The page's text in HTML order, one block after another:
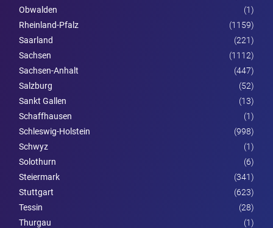
Obwalden
(1)
Rheinland-Pfalz
(1159)
Saarland
(221)
Sachsen
(1112)
Sachsen-Anhalt
(447)
Salzburg
(52)
Sankt Gallen
(13)
Schaffhausen
(1)
Schleswig-Holstein
(998)
Schwyz
(1)
Solothurn
(6)
Steier­mark
(341)
Stuttgart
(623)
Tessin
(28)
Thurgau
(1)